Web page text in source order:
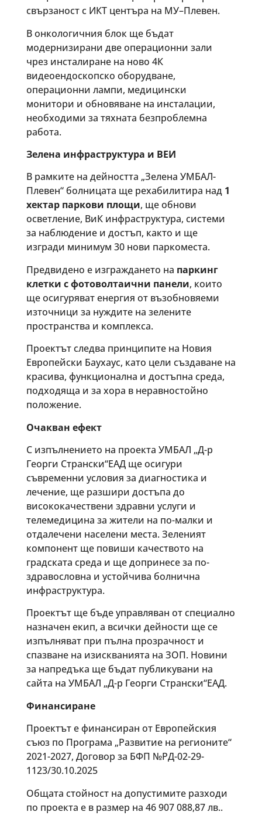
свързаност с ИКТ центъра на МУ–Плевен.
В онкологичния блок ще бъдат
модернизирани две операционни зали
чрез инсталиране на ново 4К
видеоендоскопско оборудване,
операционни лампи, медицински
монитори и обновяване на инсталации,
необходими за тяхната безпроблемна
работа.
Зелена инфраструктура и ВЕИ
В рамките на дейността „Зелена УМБАЛ-
Плевен“ болницата ще рехабилитира над 1
хектар паркови площи, ще обнови
осветление, ВиК инфраструктура, системи
за наблюдение и достъп, както и ще
изгради минимум 30 нови паркоместа.
Предвидено е изграждането на паркинг
клетки с фотоволтаични панели, които
ще осигуряват енергия от възобновяеми
източници за нуждите на зелените
пространства и комплекса.
Проектът следва принципите на Новия
Европейски Баухаус, като цели създаване на
красива, функционална и достъпна среда,
подходяща и за хора в неравностойно
положение.
Очакван ефект
С изпълнението на проекта УМБАЛ „Д-р
Георги Странски“ЕАД ще осигури
съвременни условия за диагностика и
лечение, ще разшири достъпа до
висококачествени здравни услуги и
телемедицина за жители на по-малки и
отдалечени населени места. Зеленият
компонент ще повиши качеството на
градската среда и ще допринесе за по-
здравословна и устойчива болнична
инфраструктура.
Проектът ще бъде управляван от специално
назначен екип, а всички дейности ще се
изпълняват при пълна прозрачност и
спазване на изискванията на ЗОП. Новини
за напредъка ще бъдат публикувани на
сайта на УМБАЛ „Д-р Георги Странски“ЕАД.
Финансиране
Проектът е финансиран от Европейския
съюз по Програма „Развитие на регионите“
2021-2027, Договор за БФП №РД-02-29-
1123/30.10.2025
Общата стойност на допустимите разходи
по проекта е в размер на 46 907 088,87 лв..